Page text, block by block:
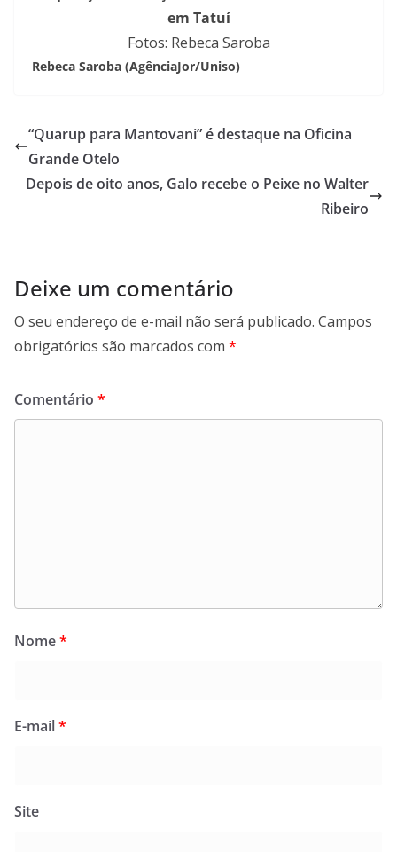
em Tatuí
Fotos: Rebeca Saroba
Rebeca Saroba (AgênciaJor/Uniso)
“Quarup para Mantovani” é destaque na Oficina
Grande Otelo
Depois de oito anos, Galo recebe o Peixe no Walter
Ribeiro
Deixe um comentário
O seu endereço de e-mail não será publicado. Campos
obrigatórios são marcados com *
Comentário *
Nome*
E-mail*
Site